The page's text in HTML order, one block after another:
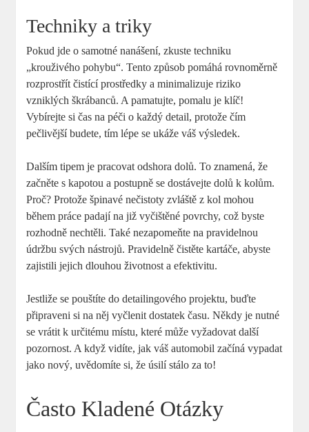
Techniky a triky
Pokud​ jde ⁢o samotné ​nanášení, zkuste techniku ​
„krouživého pohybu“. Tento ⁣způsob pomáhá rovnoměrně ​
rozprostřít‍ čistící prostředky a minimalizuje riziko
vzniklých škrábanců.​ A pamatujte, ⁣pomalu⁤ je klíč!
Vybírejte ‌si⁤ čas ​na‌ péči o každý detail, protože⁢ čím
pečlivější budete, tím lépe se ukáže váš výsledek.
Dalším tipem ⁣je pracovat odshora dolů. To znamená, že
začněte s kapotou a postupně ​se dostávejte dolů k kolům.
Proč? ​Protože špinavé nečistoty zvláště​ z kol mohou
během práce padají na již vyčištěné ‍povrchy, což byste
rozhodně nechtěli.‌ Také nezapomeňte na pravidelnou
údržbu svých nástrojů. ⁢Pravidelně čistěte kartáče, abyste
zajistili jejich dlouhou životnost⁤ a ‌efektivitu.
Jestliže se​ pouštíte do ‌detailingového projektu, buďte
připraveni si na něj ​vyčlenit dostatek času. ‌Někdy je nutné
se vrátit k určitému místu, které může vyžadovat další
pozornost. A když vidíte, jak váš automobil začíná vypadat
jako nový, uvědomíte si, že úsilí stálo za to!
Často Kladené Otázky